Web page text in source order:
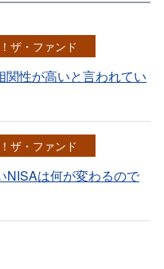
ザ・ファンド
関性が高いと言われてい
ザ・ファンド
NISAは何が変わるので